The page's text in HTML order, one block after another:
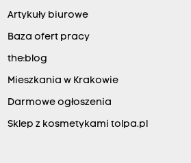
Artykuły biurowe
Baza ofert pracy
the:blog
Mieszkania w Krakowie
Darmowe ogłoszenia
Sklep z kosmetykami tolpa.pl